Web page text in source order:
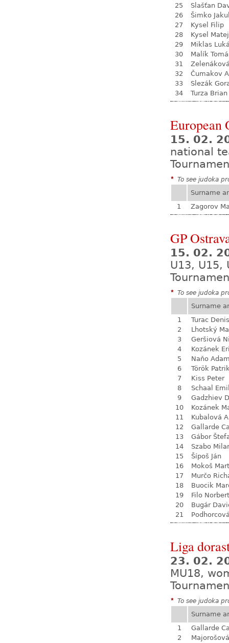
25
Slašťan
26
Šimko
27
Kysel Filip
28
Kysel Matej
29
Miklas
30
Malík
31
32
Čumakov
33
Slezák
34
Turza Brian
European
15. 02.
national
* To see judoka
Surname
1
Zagorov
GP
15. 02.
U13, U15,
* To see judoka
Surname
1
Turac Denis
2
Lhotský
3
Geršiová
4
Kozánek
5
Naňo
6
Török
7
Kiss Peter
8
Schaal
9
Gadzhiev
10
Kozánek
11
Kubalová
12
Gallarde
13
Gábor
14
Szabo
15
Šípoš Ján
16
Mokoš
17
Murčo
18
Buocik
19
Filo Norbert
20
Bugár
21
Liga
23. 02.
MU18,
* To see judoka
Surname
1
Gallarde
2